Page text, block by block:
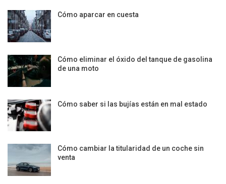
Cómo aparcar en cuesta
Cómo eliminar el óxido del tanque de gasolina
de una moto
Cómo saber si las bujías están en mal estado
Cómo cambiar la titularidad de un coche sin
venta